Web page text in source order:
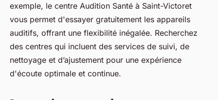
exemple, le centre Audition Santé à Saint-Victoret
vous permet d'essayer gratuitement les appareils
auditifs, offrant une flexibilité inégalée. Recherchez
des centres qui incluent des services de suivi, de
nettoyage et d’ajustement pour une expérience
d'écoute optimale et continue.